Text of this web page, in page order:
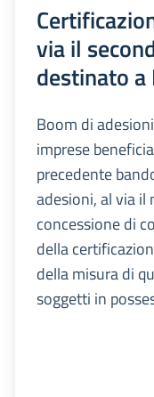
via il
destinato
Boom di
imprese
precedente
adesioni, al via il
concessione di
della
della misura di
soggetti in